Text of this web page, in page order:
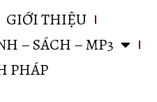
GIỚI THIỆU
– SÁCH – MP3
PHÁP